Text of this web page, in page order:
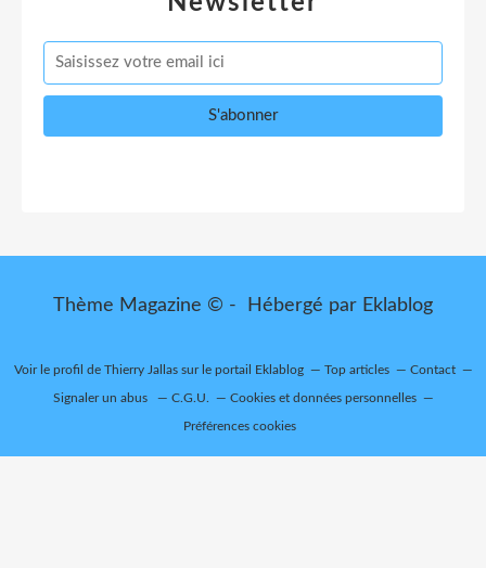
Thème Magazine © - Hébergé par Eklablog
Voir le profil de Thierry Jallassur le portail Eklablog Top articles Contact
Signaler un abus C.G.U. Cookies et données personnelles
Préférences cookies